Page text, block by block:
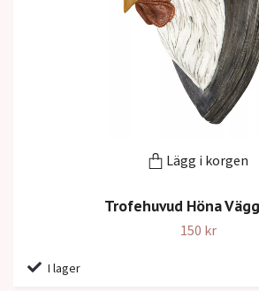
Lägg i korgen
Trofehuvud Höna
150 kr
I lager